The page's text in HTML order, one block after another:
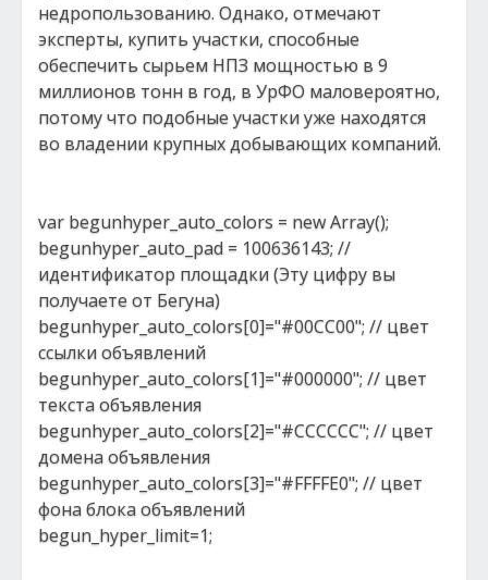
недропользованию. Однако, отмечают
эксперты, купить участки, способные
обеспечить сырьем НПЗ мощностью в 9
миллионов тонн в год, в УрФО маловероятно,
потому что подобные участки уже находятся
во владении крупных добывающих компаний.
var begunhyper_auto_colors = new Array();
begunhyper_auto_pad = 100636143; //
идентификатор площадки (Эту цифру вы
получаете от Бегуна)
begunhyper_auto_colors[0]="#00CC00"; // цвет
ссылки объявлений
begunhyper_auto_colors[1]="#000000"; // цвет
текста объявления
begunhyper_auto_colors[2]="#CCCCCC"; // цвет
домена объявления
begunhyper_auto_colors[3]="#FFFFE0"; // цвет
фона блока объявлений
begun_hyper_limit=1;